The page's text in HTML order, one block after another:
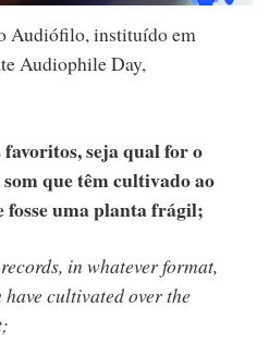
Audiófilo, instituído em
Audiophile Day,
favoritos, seja qual for o
que têm cultivado ao
fosse uma planta frágil;
in whatever format,
have cultivated over the